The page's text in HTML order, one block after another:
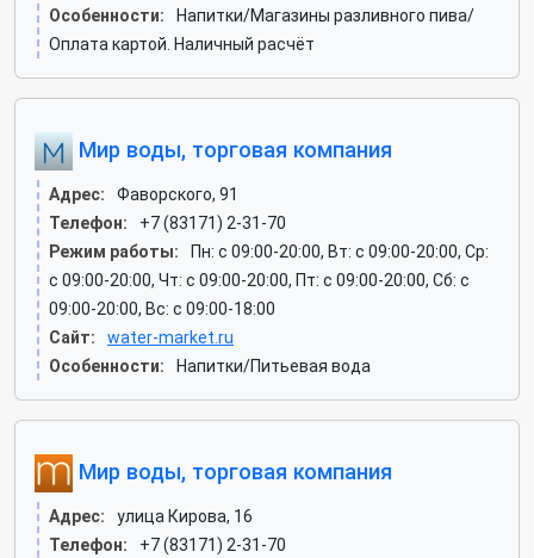
Особенности:
Напитки/Магазины разливного пива/
Оплата картой. Наличный расчёт
Мир воды, торговая компания
Адрес:
Фаворского, 91
Телефон:
+7 (83171) 2-31-70
Режим работы:
Пн: c 09:00-20:00, Вт: c 09:00-20:00, Ср:
c 09:00-20:00, Чт: c 09:00-20:00, Пт: c 09:00-20:00, Сб: c
09:00-20:00, Вс: c 09:00-18:00
Сайт:
water-market.ru
Особенности:
Напитки/Питьевая вода
Мир воды, торговая компания
Адрес:
улица Кирова, 16
Телефон:
+7 (83171) 2-31-70